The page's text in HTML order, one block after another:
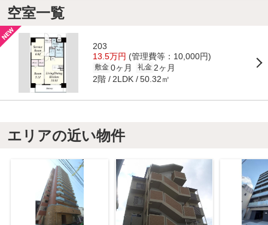
空室一覧
203
13.5万円 (管理費等：10,000円)
敷金 0ヶ月 礼金 2ヶ月
2階 2LDK 50.32㎡
エリアの近い物件